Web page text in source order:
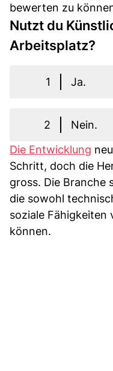
bewerten zu
Nutzt du
Arbeitsplatz?
1 Ja.
2
Nein.
Die Entwicklung
Schritt, doch die
gross. Die Branche
die sowohl
soziale Fähigkeiten
können.